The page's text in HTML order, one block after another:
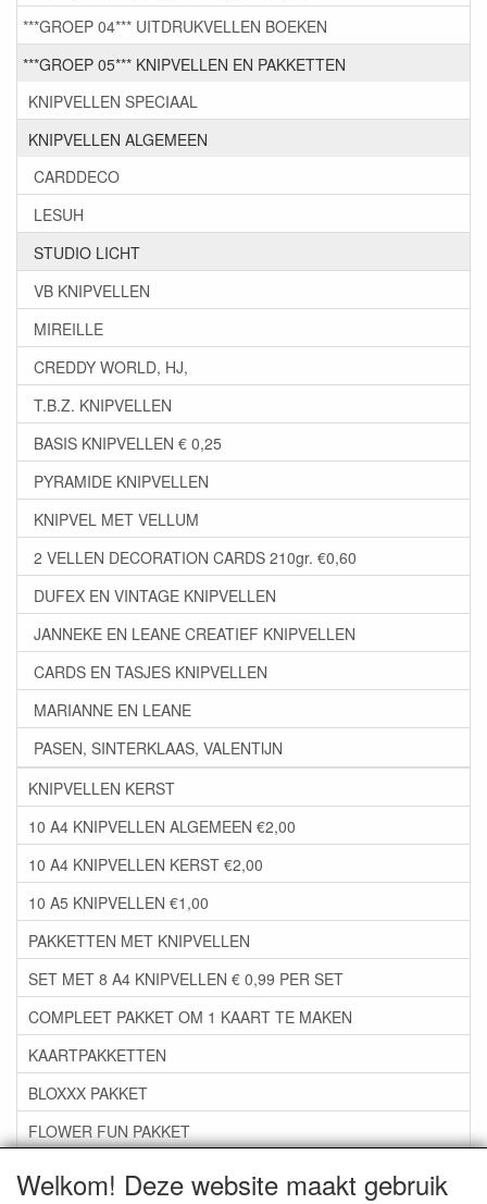
Welkom! Deze website maakt gebruik
***GROEP 04*** UITDRUKVELLEN BOEKEN
***GROEP 05*** KNIPVELLEN EN PAKKETTEN
KNIPVELLEN SPECIAAL
KNIPVELLEN ALGEMEEN
CARDDECO
LESUH
STUDIO LICHT
VB KNIPVELLEN
MIREILLE
CREDDY WORLD, HJ,
T.B.Z. KNIPVELLEN
BASIS KNIPVELLEN € 0,25
PYRAMIDE KNIPVELLEN
KNIPVEL MET VELLUM
2 VELLEN DECORATION CARDS 210gr. €0,60
DUFEX EN VINTAGE KNIPVELLEN
JANNEKE EN LEANE CREATIEF KNIPVELLEN
CARDS EN TASJES KNIPVELLEN
MARIANNE EN LEANE
PASEN, SINTERKLAAS, VALENTIJN
KNIPVELLEN KERST
10 A4 KNIPVELLEN ALGEMEEN €2,00
10 A4 KNIPVELLEN KERST €2,00
10 A5 KNIPVELLEN €1,00
PAKKETTEN MET KNIPVELLEN
SET MET 8 A4 KNIPVELLEN € 0,99 PER SET
COMPLEET PAKKET OM 1 KAART TE MAKEN
KAARTPAKKETTEN
BLOXXX PAKKET
FLOWER FUN PAKKET
***GROEP 06*** TAPE/LIJM SNIJMALLEN STEMPELS